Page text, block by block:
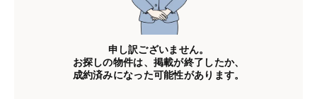
申し訳ございません。
お探しの物件は、掲載が終了したか、
成約済みになった可能性があります。